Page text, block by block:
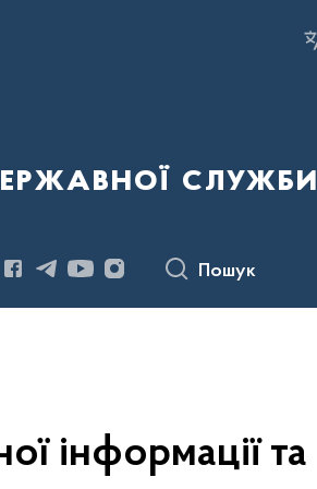
служби
Пошук
інформації та